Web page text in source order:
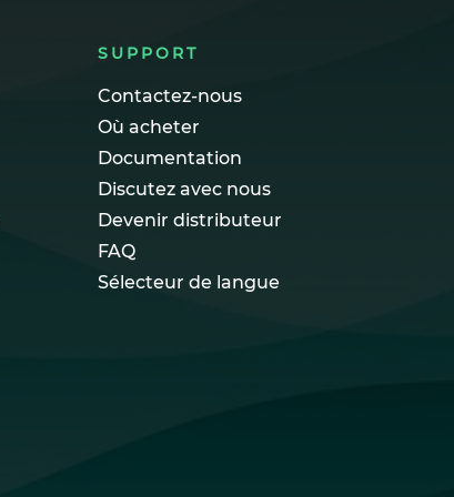
SUPPORT
Contactez-nous
Où acheter
Documentation
Discutez avec nous
Devenir distributeur
FAQ
Sélecteur de langue